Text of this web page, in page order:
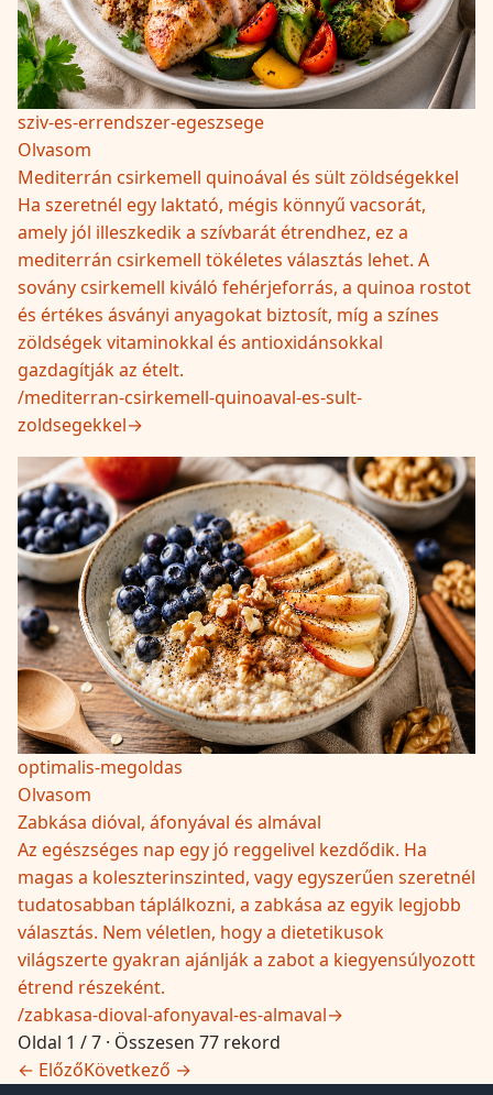
sziv-es-errendszer-egeszsege
Olvasom
Mediterrán csirkemell quinoával és sült zöldségekkel
Ha szeretnél egy laktató, mégis könnyű vacsorát,
amely jól illeszkedik a szívbarát étrendhez, ez a
mediterrán csirkemell tökéletes választás lehet. A
sovány csirkemell kiváló fehérjeforrás, a quinoa rostot
és értékes ásványi anyagokat biztosít, míg a színes
zöldségek vitaminokkal és antioxidánsokkal
gazdagítják az ételt.
/mediterran-csirkemell-quinoaval-es-sult-
zoldsegekkel→
optimalis-megoldas
Olvasom
Zabkása dióval, áfonyával és almával
Az egészséges nap egy jó reggelivel kezdődik. Ha
magas a koleszterinszinted, vagy egyszerűen szeretnél
tudatosabban táplálkozni, a zabkása az egyik legjobb
választás. Nem véletlen, hogy a dietetikusok
világszerte gyakran ajánlják a zabot a kiegyensúlyozott
étrend részeként.
/zabkasa-dioval-afonyaval-es-almaval→
Oldal 1 /7 · Összesen 77 rekord
← ElőzőKövetkező →